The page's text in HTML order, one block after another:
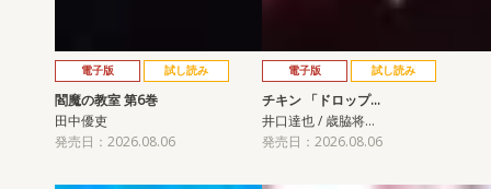
電子版 試し読み
閻魔の教室 第6巻
田中優吏
発売日：2026.08.06
電子版 試し読み
チキン 「ドロップ…
井口達也 / 歳脇将…
発売日：2026.08.06